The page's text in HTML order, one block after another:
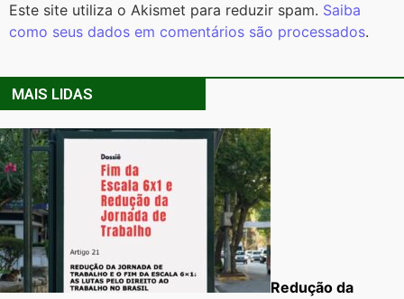
Este site utiliza o Akismet para reduzir spam. Saiba
como seus dados em comentários são processados.
MAIS LIDAS
Redução da